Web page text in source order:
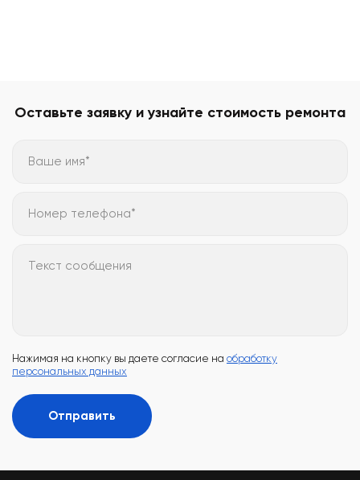
Оставьте заявку и узнайте стоимость ремонта
Ваше имя*
Номер телефона*
Текст сообщения
Нажимая на кнопку вы даете согласие на обработку
персональных данных
Отправить